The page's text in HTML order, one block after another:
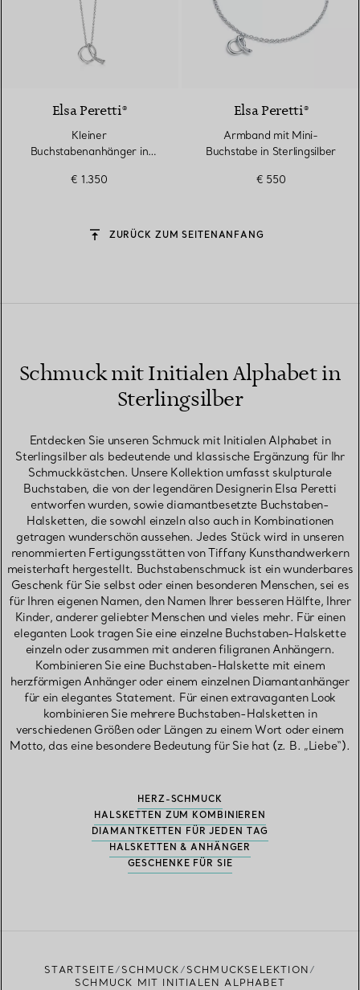
Elsa Peretti®
Kleiner
Buchstabenanhänger in
€ 1.350
Elsa Peretti®
Armband mit Mini-
Buchstabe in Sterlingsilber
€ 550
ZURÜCK ZUM SEITENANFANG
Schmuck mit Initialen Alphabet in
Sterlingsilber
Entdecken Sie unseren Schmuck mit Initialen Alphabet in
Sterlingsilber als bedeutende und klassische Ergänzung für Ihr
Schmuckkästchen. Unsere Kollektion umfasst skulpturale
Buchstaben, die von der legendären Designerin Elsa Peretti
entworfen wurden, sowie diamantbesetzte Buchstaben-
Halsketten, die sowohl einzeln also auch in Kombinationen
getragen wunderschön aussehen. Jedes Stück wird in unseren
renommierten Fertigungsstätten von Tiffany Kunsthandwerkern
meisterhaft hergestellt. Buchstabenschmuck ist ein wunderbares
Geschenk für Sie selbst oder einen besonderen Menschen, sei es
für Ihren eigenen Namen, den Namen Ihrer besseren Hälfte, Ihrer
Kinder, anderer geliebter Menschen und vieles mehr. Für einen
eleganten Look tragen Sie eine einzelne Buchstaben-Halskette
einzeln oder zusammen mit anderen filigranen Anhängern.
Kombinieren Sie eine Buchstaben-Halskette mit einem
herzförmigen Anhänger oder einem einzelnen Diamantanhänger
für ein elegantes Statement. Für einen extravaganten Look
kombinieren Sie mehrere Buchstaben-Halsketten in
verschiedenen Größen oder Längen zu einem Wort oder einem
Motto, das eine besondere Bedeutung für Sie hat (z. B. „Liebe“).
HERZ-SCHMUCK
HALSKETTEN ZUM KOMBINIEREN
DIAMANTKETTEN FÜR JEDEN TAG
HALSKETTEN & ANHÄNGER
GESCHENKE FÜR SIE
STARTSEITE SCHMUCK
SCHMUCKSELEKTION
SCHMUCK MIT INITIALEN ALPHABET